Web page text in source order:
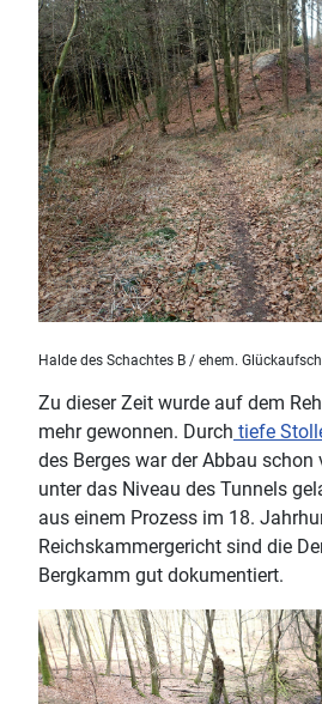
Halde des Schachtes B / ehem.
Zu dieser Zeit wurde auf dem
mehr gewonnen. Durch tiefe
des Berges war der Abbau schon
unter das Niveau des Tunnels
aus einem Prozess im 18.
Reichskammergericht sind die
Bergkamm gut dokumentiert.